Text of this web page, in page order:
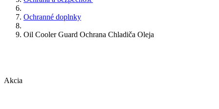
Ochranné doplnky
Oil Cooler Guard Ochrana Chladiča Oleja
Akcia